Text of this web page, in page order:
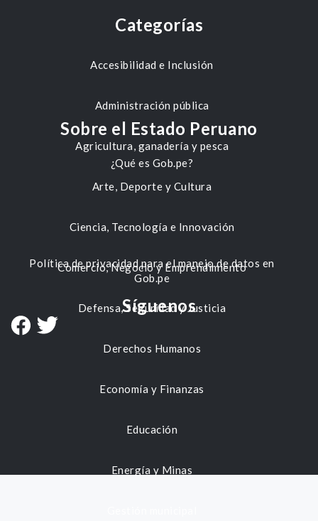
Categorías
Accesibilidad e Inclusión
Administración pública
Agricultura, ganadería y pesca
Arte, Deporte y Cultura
Ciencia, Tecnología e Innovación
Comercio, Negocio y Emprendimiento
Defensa, Seguridad y Justicia
Derechos Humanos
Economía y Finanzas
Educación
Energía y Minas
Sobre el Estado Peruano
¿Qué es Gob.pe?
Política de privacidad para el manejo de datos en
Gob.pe
Síguenos